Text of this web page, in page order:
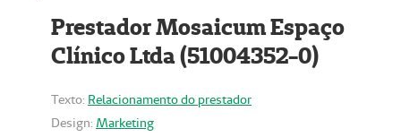
Prestador Mosaicum Espaço
Clínico Ltda (51004352-0)
Texto: Relacionamento do prestador
Design: Marketing